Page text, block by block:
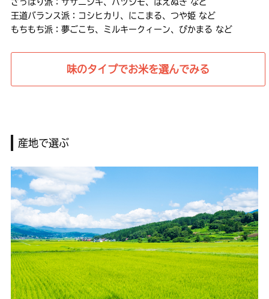
さっぱり派：ササニシキ、ハツシモ、はえぬき など
王道バランス派：コシヒカリ、にこまる、つや姫 など
もちもち派：夢ごこち、ミルキークィーン、ぴかまる など
味のタイプでお米を選んでみる
産地で選ぶ